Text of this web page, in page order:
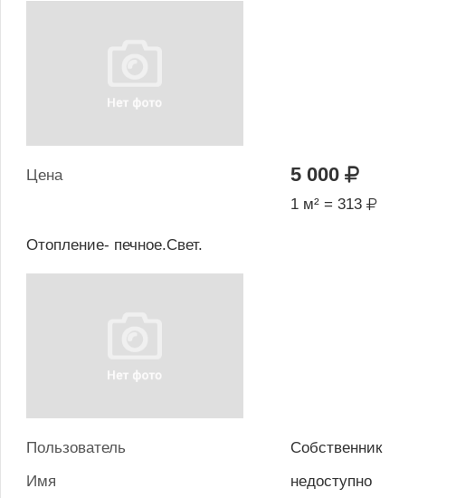
Цена 5 000
1 м² = 313
Отопление- печное.Свет.
Пользователь
Собственник
Имя
недоступно